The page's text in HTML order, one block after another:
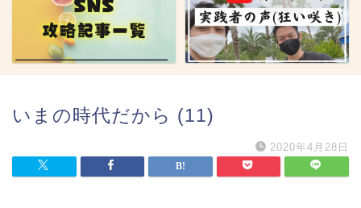
いまの時代だから (11)
2020年4月28日